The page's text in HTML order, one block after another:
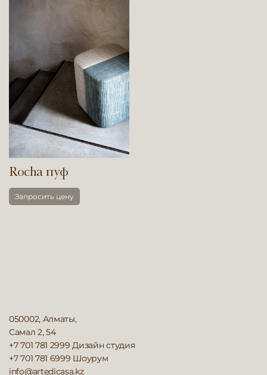
Rocha пуф
Запросить цену
050002, Алматы,
Самал 2, 54
+7 701 781 2999 Дизайн студия
+7 701 781 6999 Шоурум
info@artedicasa.kz